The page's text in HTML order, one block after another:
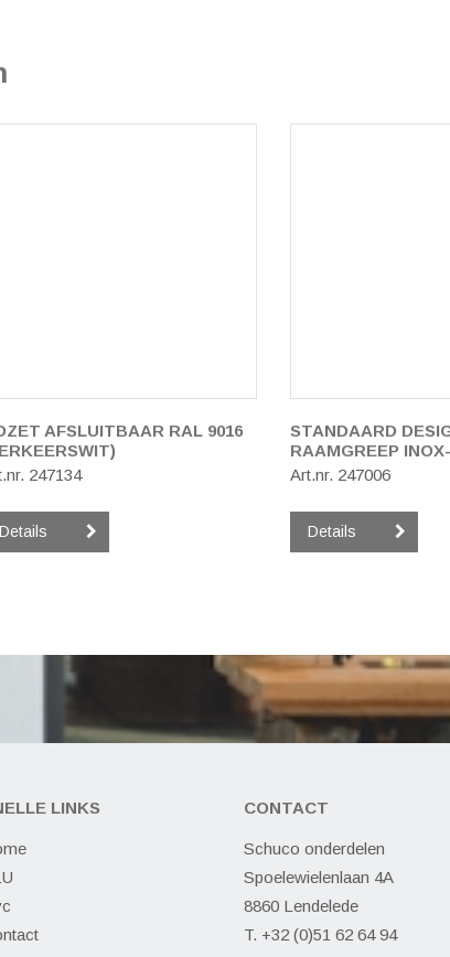
AFSLUITBAAR RAL 9016
247134
Details
STANDAARD
RAAMGREEP
Art.nr. 247006
Details
LINKS CONTACT
Schuco onderdelen
Spoelewielenlaan 4A
8860 Lendelede
T. +32 (0)51 62 64 94